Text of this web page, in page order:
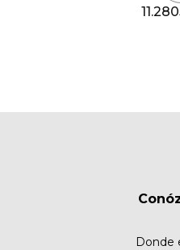
Donde